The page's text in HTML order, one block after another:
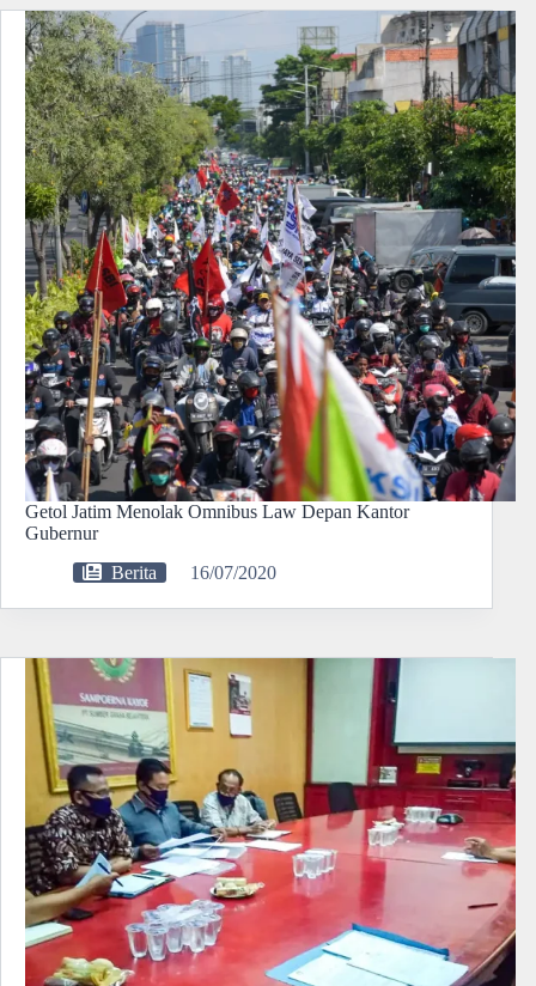
Getol Jatim Menolak Omnibus Law Depan Kantor
Gubernur
Berita
16/07/2020